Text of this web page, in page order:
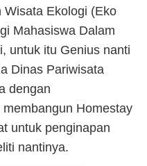
Ekologi (Eko
Mahasiswa Dalam
untuk itu Genius nanti
Dinas Pariwisata
dengan
Homestay
untuk penginapan
nantinya.